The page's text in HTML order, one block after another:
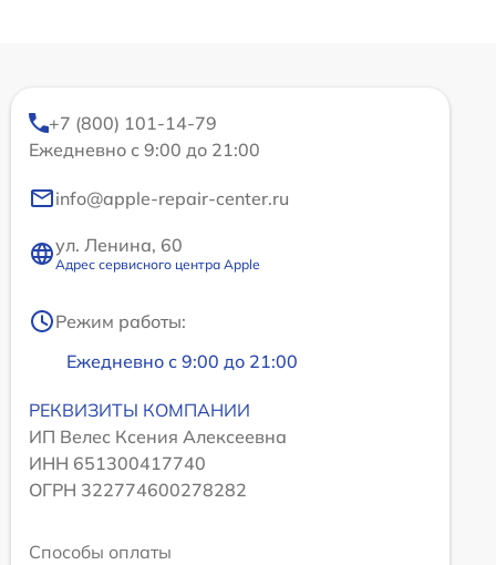
+7 (800) 101-14-79
Ежедневно с 9:00 до 21:00
info@apple-repair-center.ru
ул. Ленина, 60
Адрес сервисного центра Apple
Режим работы:
Ежедневно с 9:00 до 21:00
РЕКВИЗИТЫ КОМПАНИИ
ИП Велес Ксения Алексеевна
ИНН 651300417740
ОГРН 322774600278282
Способы оплаты